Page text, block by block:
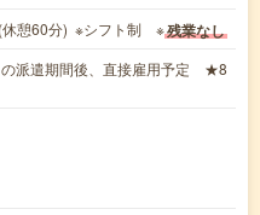
休憩60分) ※シフト制 ※残業なし
の派遣期間後、直接雇用予定 ★8